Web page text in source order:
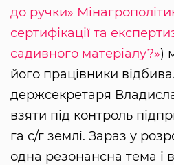
до ручки»
сертифікації та
садивного матеріалу?»)
його працівники
держсекретаря
взяти під контроль
га с/г землі. Зараз у
одна резонансна тема і